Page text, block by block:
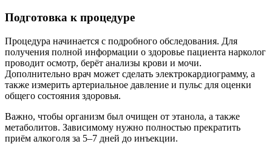
Подготовка к процедуре
Процедура начинается с подробного обследования. Для
получения полной информации о здоровье пациента нарколог
проводит осмотр, берёт анализы крови и мочи.
Дополнительно врач может сделать электрокардиограмму, а
также измерить артериальное давление и пульс для оценки
общего состояния здоровья.
Важно, чтобы организм был очищен от этанола, а также
метаболитов. Зависимому нужно полностью прекратить
приём алкоголя за 5–7 дней до инъекции.